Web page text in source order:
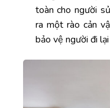
toàn cho người
ra một rào cản
bảo vệ người đi